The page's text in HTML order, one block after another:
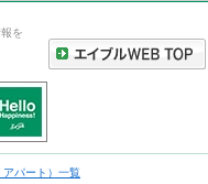
を
アパート）一覧